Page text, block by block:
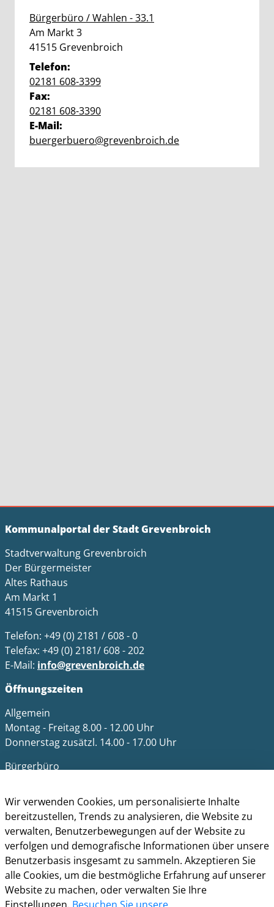
Bürgerbüro / Wahlen - 33.1
Straße:
Am MarktHausnummer:
3
PLZ:
41515 Ort:
Grevenbroich
Telefon:
02181 608-3399
Fax:
02181 608-3390
E-Mail:
buergerbuero@grevenbroich.de
Kommunalportal der Stadt Grevenbroich
Stadtverwaltung Grevenbroich
Der Bürgermeister
Altes Rathaus
Am Markt 1
41515 Grevenbroich
Telefon: +49 (0) 2181 / 608 - 0
Telefax: +49 (0) 2181/ 608 - 202
E-Mail: info@grevenbroich.de
Öffnungszeiten
Allgemein
Montag - Freitag 8.00 - 12.00 Uhr
Donnerstag zusätzl. 14.00 - 17.00 Uhr
Bürgerbüro
Dienstag 8.00 - 16.00 Uhr
Mittwoch 7.00 - 12.30 Uhr
Donnerstag 9.00 - 18.00 Uhr
Freitag 8.00 - 12.30 Uhr
Ein Besuch des Bürgerbüros ist generell nur mit
Terminvereinbarung möglich. Termine können unter
termine.grevenbroich.degebucht werden. Für
Wir verwenden Cookies, um personalisierte Inhalte
bereitzustellen, Trends zu analysieren, die Website zu
verwalten, Benutzerbewegungen auf der Website zu
verfolgen und demografische Informationen über unsere
Benutzerbasis insgesamt zu sammeln. Akzeptieren Sie
alle Cookies, um die bestmögliche Erfahrung auf unserer
Website zu machen, oder verwalten Sie Ihre